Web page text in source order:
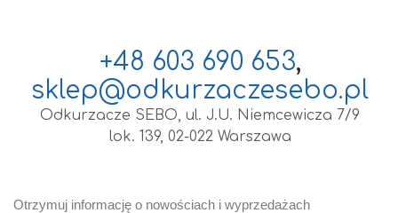
+48 603 690 653,
sklep@odkurzaczesebo.pl
Odkurzacze SEBO, ul. J.U. Niemcewicza 7/9
lok. 139, 02-022 Warszawa
Otrzymuj informację o nowościach i wyprzedażach